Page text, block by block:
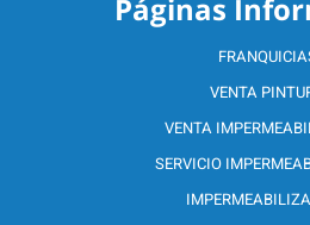
Páginas
VENTA
VENTA
SERVICIO